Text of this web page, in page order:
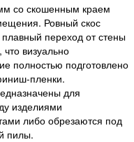
со скошенным краем
Ровный скос
переход от стены
визуально
полностью подготовлено
пленки.
для
изделиями
либо обрезаются под
пилы.